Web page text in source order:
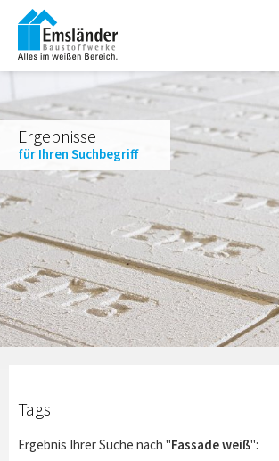
Ergebnisse
für Ihren Suchbegriff
Tags
Ergebnis Ihrer Suche nach "Fassade weiß":